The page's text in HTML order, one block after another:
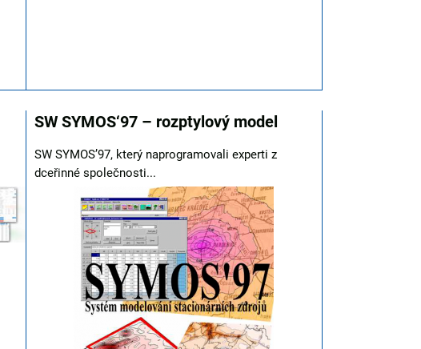
SW SYMOS‘97 – rozptylový model
SW SYMOS’97, který naprogramovali experti z
dceřinné společnosti...